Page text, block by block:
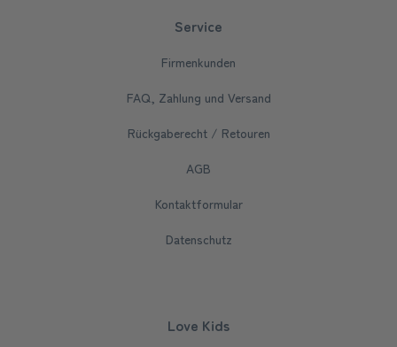
Service
Firmenkunden
FAQ, Zahlung und Versand
Rückgaberecht / Retouren
AGB
Kontaktformular
Datenschutz
Love Kids